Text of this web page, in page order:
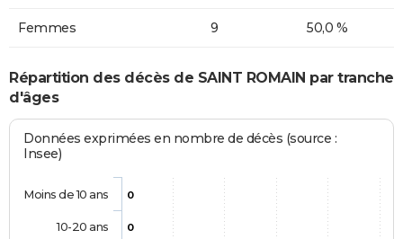
Femmes 9 50,0 %
Répartition des décès de SAINT ROMAIN par tranche
d'âges
Données exprimées en nombre de décès (source :
Insee)
0
0
Moins de 10 ans
10-20 ans